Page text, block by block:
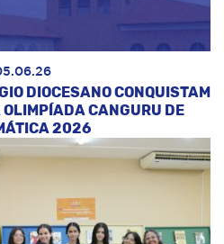
DIOCESANO CONQUISTAM
CANGURU DE
2026